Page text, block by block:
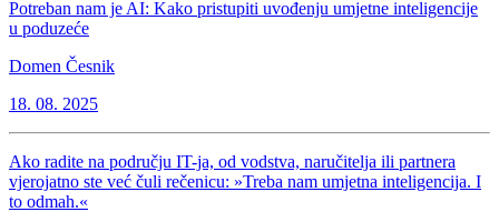
Potreban nam je AI: Kako pristupiti uvođenju umjetne inteligencije
u poduzeće
Domen Česnik
18. 08. 2025
Ako radite na području IT-ja, od vodstva, naručitelja ili partnera
vjerojatno ste već čuli rečenicu: »Treba nam umjetna inteligencija. I
to odmah.«